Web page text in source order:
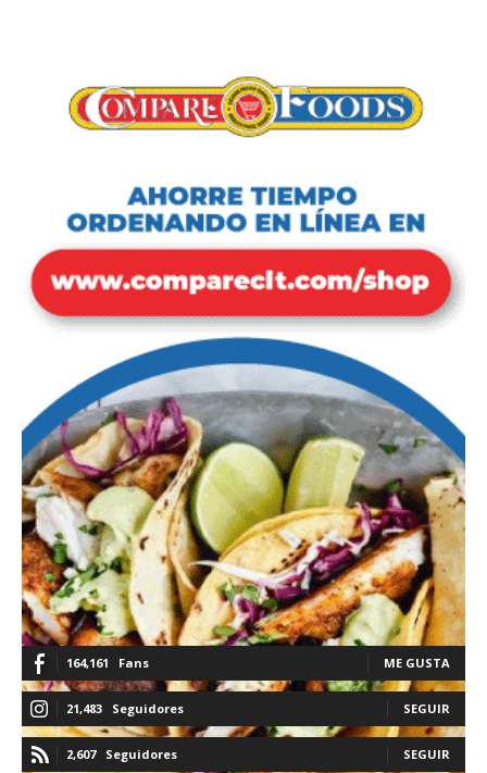
164,161 Fans ME GUSTA
21,483 Seguidores SEGUIR
2,607 Seguidores SEGUIR